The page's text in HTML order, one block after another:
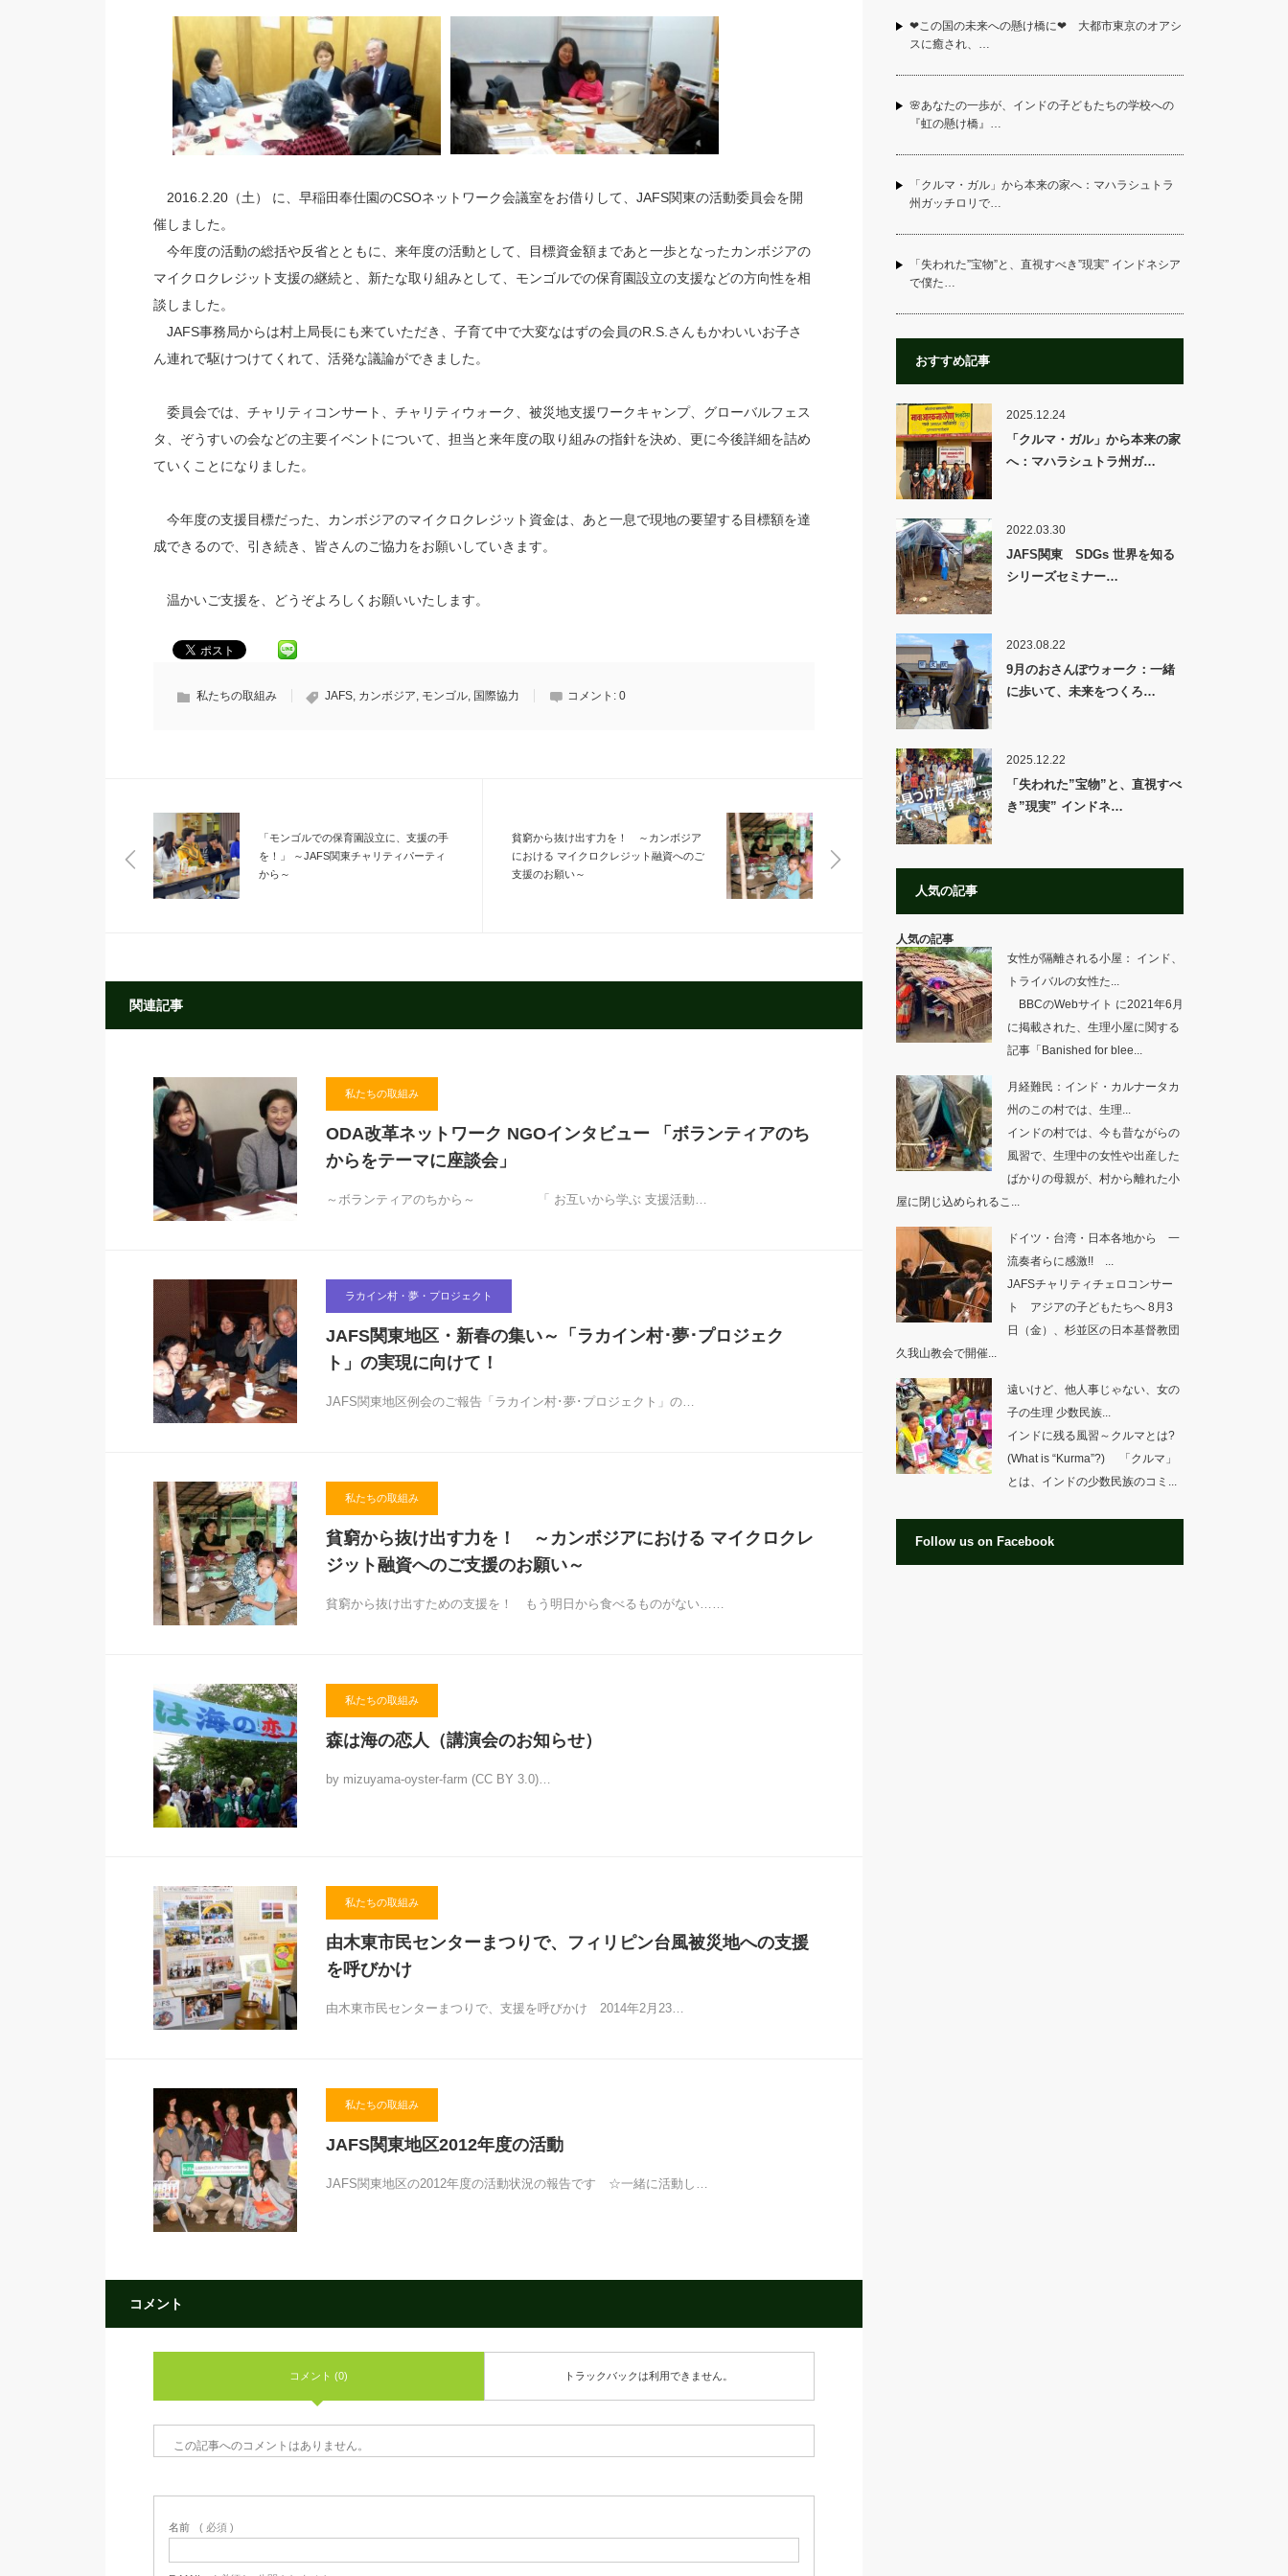
2016.2.20（土） に、早稲田奉仕園のCSOネットワーク会議室をお借りして、JAFS関東の活動委員会を開
催しました。
今年度の活動の総括や反省とともに、来年度の活動として、目標資金額まであと一歩となったカンボジアの
マイクロクレジット支援の継続と、新たな取り組みとして、モンゴルでの保育園設立の支援などの方向性を相
談しました。
JAFS事務局からは村上局長にも来ていただき、子育て中で大変なはずの会員のR.S.さんもかわいいお子さ
ん連れで駆けつけてくれて、活発な議論ができました。
委員会では、チャリティコンサート、チャリティウォーク、被災地支援ワークキャンプ、グローバルフェス
タ、ぞうすいの会などの主要イベントについて、担当と来年度の取り組みの指針を決め、更に今後詳細を詰め
ていくことになりました。
今年度の支援目標だった、カンボジアのマイクロクレジット資金は、あと一息で現地の要望する目標額を達
成できるので、引き続き、皆さんのご協力をお願いしていきます。
温かいご支援を、どうぞよろしくお願いいたします。
私たちの取組み JAFS, カンボジア, モンゴル, 国際協力 コメント: 0
「モンゴルでの保育園設立に、支援の手
を！」 ～JAFS関東チャリティパーティ
から～
貧窮から抜け出す力を！ ～カンボジア
における マイクロクレジット融資へのご
支援のお願い～
関連記事
私たちの取組み
ODA改革ネットワーク NGOインタビュー 「ボランティアのち
からをテーマに座談会」
～ボランティアのちから～ 「 お互いから学ぶ 支援活動…
ラカイン村・夢・プロジェクト
JAFS関東地区・新春の集い～「ラカイン村･夢･プロジェク
ト」の実現に向けて！
JAFS関東地区例会のご報告「ラカイン村･夢･プロジェクト」の…
私たちの取組み
貧窮から抜け出す力を！ ～カンボジアにおける マイクロクレ
ジット融資へのご支援のお願い～
貧窮から抜け出すための支援を！ もう明日から食べるものがない……
私たちの取組み
森は海の恋人（講演会のお知らせ）
by mizuyama-oyster-farm (CC BY 3.0)…
私たちの取組み
由木東市民センターまつりで、フィリピン台風被災地への支援
を呼びかけ
由木東市民センターまつりで、支援を呼びかけ 2014年2月23…
私たちの取組み
JAFS関東地区2012年度の活動
JAFS関東地区の2012年度の活動状況の報告です ☆一緒に活動し…
コメント
コメント (0) トラックバックは利用できません。
この記事へのコメントはありません。
名前 ( 必須 )
❤この国の未来への懸け橋に❤ 大都市東京のオアシ
スに癒され、…
🌸あなたの一歩が、インドの子どもたちの学校への
『虹の懸け橋』…
「クルマ・ガル」から本来の家へ：マハラシュトラ
州ガッチロリで…
「失われた”宝物”と、直視すべき”現実” インドネシア
で僕た…
おすすめ記事
2025.12.24
「クルマ・ガル」から本来の家
へ：マハラシュトラ州ガ…
2022.03.30
JAFS関東 SDGs 世界を知る
シリーズセミナー…
2023.08.22
9月のおさんぽウォーク：一緒
に歩いて、未来をつくろ…
2025.12.22
「失われた”宝物”と、直視すべ
き”現実” インドネ…
人気の記事
人気の記事
女性が隔離される小屋： インド、
トライバルの女性た...
BBCのWebサイト に2021年6月
に掲載された、生理小屋に関する
記事「Banished for blee...
月経難民：インド・カルナータカ
州のこの村では、生理...
インドの村では、今も昔ながらの
風習で、生理中の女性や出産した
ばかりの母親が、村から離れた小
屋に閉じ込められるこ...
ドイツ・台湾・日本各地から 一
流奏者らに感激!! ...
JAFSチャリティチェロコンサー
ト アジアの子どもたちへ 8月3
日（金）、杉並区の日本基督教団
久我山教会で開催...
遠いけど、他人事じゃない、女の
子の生理 少数民族...
インドに残る風習～クルマとは?
(What is “Kurma”?) 「クルマ」
とは、インドの少数民族のコミ...
Follow us on Facebook